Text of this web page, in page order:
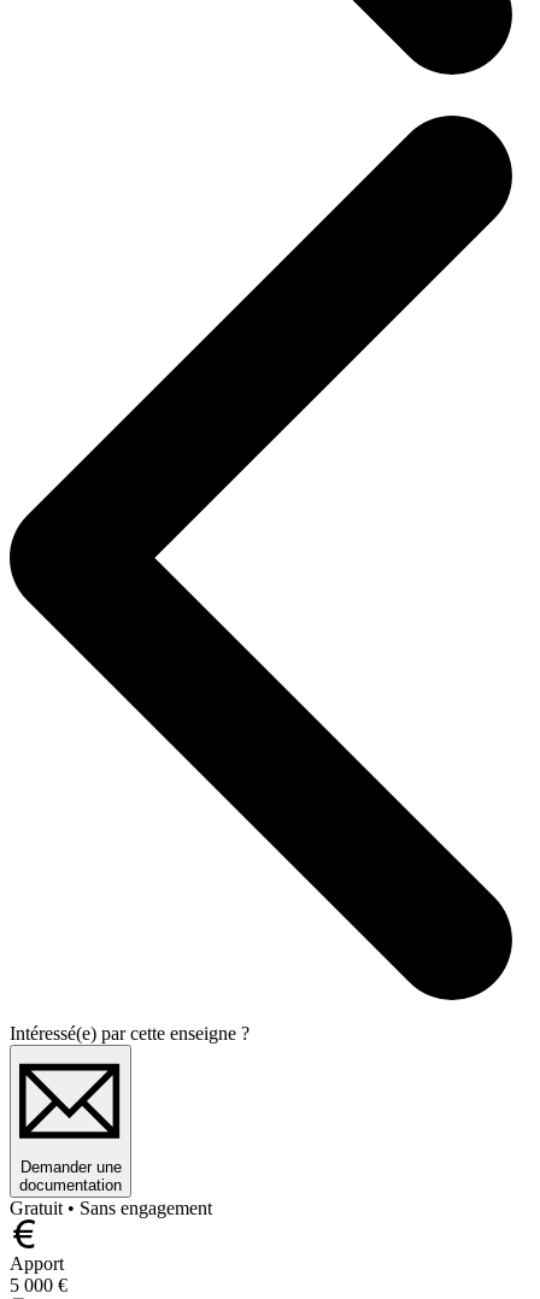
Intéressé(e) par cette enseigne ?
Demander une
documentation
Gratuit • Sans engagement
Apport
5 000 €